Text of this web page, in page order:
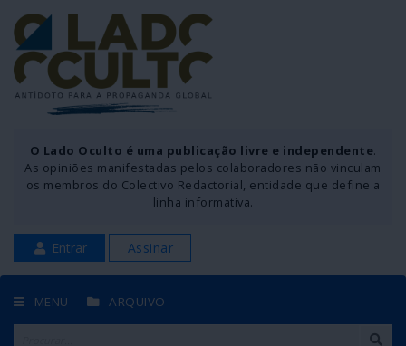
O Lado Oculto é uma publicação livre e independente.
As opiniões manifestadas pelos colaboradores não vinculam
os membros do Colectivo Redactorial, entidade que define a
linha informativa.
Entrar Assinar
MENU ARQUIVO